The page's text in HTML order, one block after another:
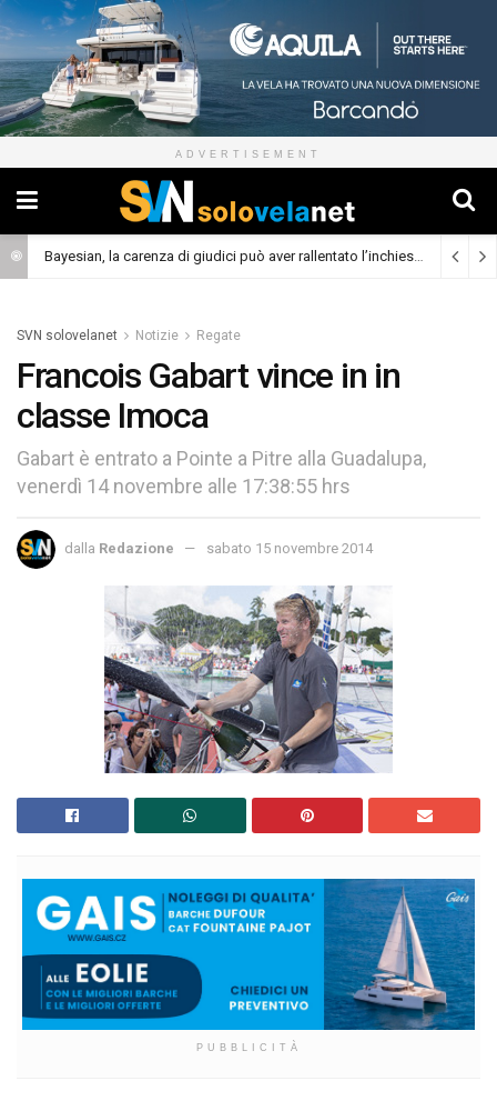
ADVERTISEMENT
Bayesian, la carenza di giudici può aver rallentato l’inchiesta (Cronaca)
SVN solovelanet Notizie Regate
Francois Gabart vince in in
classe Imoca
Gabart è entrato a Pointe a Pitre alla Guadalupa,
venerdì 14 novembre alle 17:38:55 hrs
dalla Redazione sabato 15 novembre 2014
PUBBLICITÀ